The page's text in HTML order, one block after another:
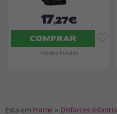
17,27€
COMPRAR
Imposto Incluído
Esta em Home » Disfarces Infantis